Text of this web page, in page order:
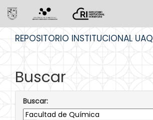
REPOSITORIO INSTITUCIONAL UAQ
Buscar
Buscar: